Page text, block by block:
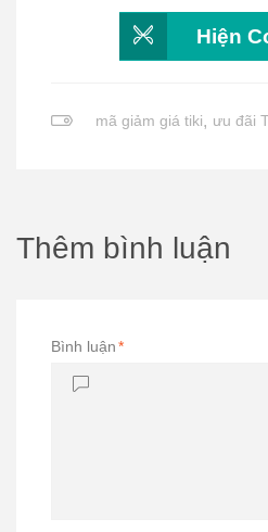
Hiện
mã giảm giá tiki, ưu đãi
Thêm bình luận
Bình luận*